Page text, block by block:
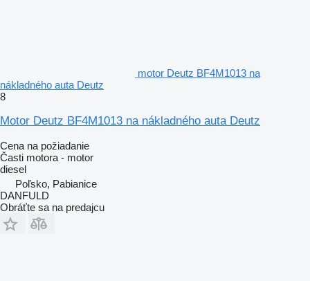
motor Deutz BF4M1013 na
nákladného auta Deutz
8
Motor Deutz BF4M1013 na nákladného auta Deutz
Cena na požiadanie
Časti motora - motor
diesel
Poľsko, Pabianice
DANFULD
Obráťte sa na predajcu